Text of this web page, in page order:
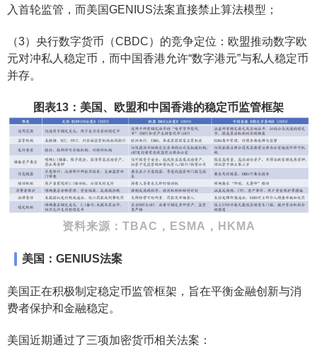
入首轮监管，而美国GENIUS法案直接禁止算法模型；
（3）央行数字货币（CBDC）的竞争定位：欧盟推动数字欧
元对冲私人稳定币，而中国香港允许“数字港元”与私人稳定币
并存。
图表13：美国、欧盟和中国香港的稳定币监管框架
资料来源：TBAC，ESMA，HKMA
美国：GENIUS法案
美国正在积极制定稳定币监管框架，旨在平衡金融创新与消
费者保护和金融稳定。
美国近期通过了三项加密货币相关法案：